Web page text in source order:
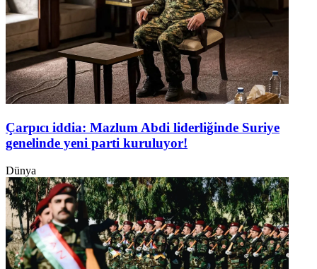
Çarpıcı iddia: Mazlum Abdi liderliğinde Suriye
genelinde yeni parti kuruluyor!
Dünya